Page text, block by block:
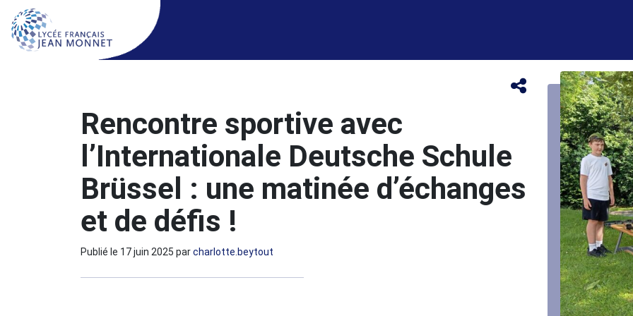
Rencontre sportive avec
l’Internationale Deutsche Schule
Brüssel : une matinée d’échanges
et de défis !
Publié le 17 juin 2025 parcharlotte.beytout